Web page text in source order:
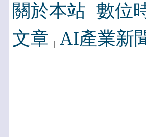
關於本站 數位
文章 AI產業新